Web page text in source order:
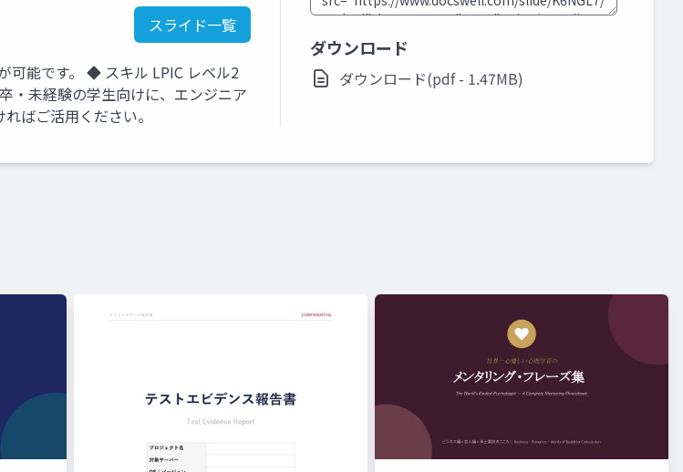
スライド一覧
可能です。 ◆ スキル LPIC レベル2
未経験の学生向けに、エンジニア
ばご活用ください。
ダウンロード
ダウンロード(pdf - 1.47MB)